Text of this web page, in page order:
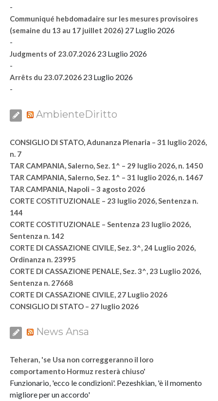
-
Communiqué hebdomadaire sur les mesures provisoires
(semaine du 13 au 17 juillet 2026) 27 Luglio 2026
-
Judgments of 23.07.2026 23 Luglio 2026
-
Arrêts du 23.07.2026 23 Luglio 2026
-
AmbienteDiritto
CONSIGLIO DI STATO, Adunanza Plenaria – 31 luglio 2026,
n. 7
TAR CAMPANIA, Salerno, Sez. 1^ – 29 luglio 2026, n. 1450
TAR CAMPANIA, Salerno, Sez. 1^ – 31 luglio 2026, n. 1467
TAR CAMPANIA, Napoli – 3 agosto 2026
CORTE COSTITUZIONALE – 23 luglio 2026, Sentenza n.
144
CORTE COSTITUZIONALE – Sentenza 23 luglio 2026,
Sentenza n. 142
CORTE DI CASSAZIONE CIVILE, Sez. 3^, 24 Luglio 2026,
Ordinanza n. 23995
CORTE DI CASSAZIONE PENALE, Sez. 3^, 23 Luglio 2026,
Sentenza n. 27668
CORTE DI CASSAZIONE CIVILE, 27 Luglio 2026
CONSIGLIO DI STATO – 27 luglio 2026
News Ansa
Teheran, 'se Usa non correggeranno il loro
comportamento Hormuz resterà chiuso'
Funzionario, 'ecco le condizioni'. Pezeshkian, 'è il momento
migliore per un accordo'